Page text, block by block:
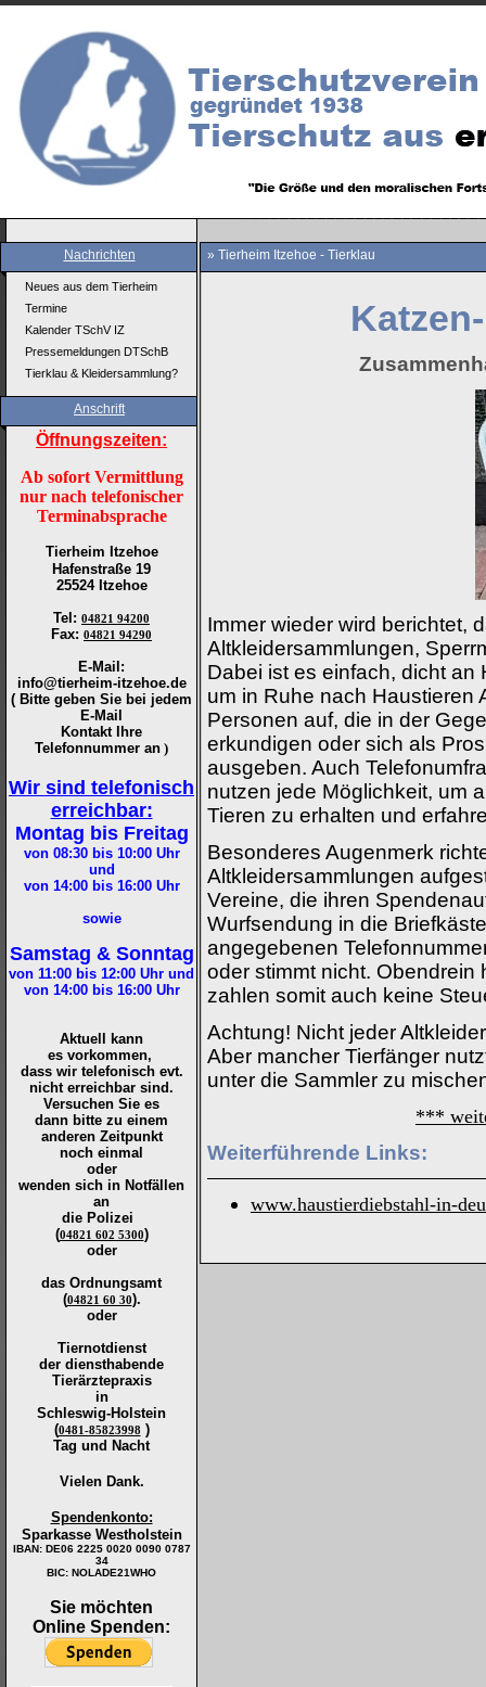
Nachrichten
Neues aus dem Tierheim
Termine
Kalender TSchV IZ
Pressemeldungen DTSchB
Tierklau & Kleidersammlung?
Anschrift
Öffnungszeiten:
Ab sofort Vermittlung
nur nach telefonischer
Terminabsprache
Tierheim Itzehoe
Hafenstraße 19
25524 Itzehoe
Tel : 04821 94200
Fax: 04821 94290
E-Mail:
info@tierheim-itzehoe.de
( Bitte geben Sie bei jedem
E-Mail
Kontakt Ihre
Telefonnummer an )
Wir sind telefonisch
erreichbar:
Montag bis Freitag
von 08:30 bis 10:00Uhr
und
von 14:00 bis 16:00Uhr
sowie
Samstag & Sonntag
von 11:00 bis 12:00 Uhr und
von 14:00 bis 16:00Uhr
Aktuell kann
es vorkommen,
dass wir telefonisch evt.
nicht erreichbar sind.
Versuchen Sie es
dann bitte zu einem
anderen Zeitpunkt
noch einmal
oder
wenden sich in Notfällen
an
die Polizei
(04821 602 5300)
oder
das Ordnungsamt
(04821 60 30).
oder
Tiernotdienst
der diensthabende
Tierärztepraxis
in
Schleswig-Holstein
(0481-85823998 )
Tag und Nacht
Vielen Dank.
Spendenkonto:
Sparkasse Westholstein
IBAN: DE06 2225 0020 0090 0787
34
BIC: NOLADE21WHO
Sie möchten
Online Spenden:
» Tierheim Itzehoe - Tierklau
Immer wieder wird berichtet,
Altkleidersammlungen,
Dabei ist es einfach, dicht
um in Ruhe nach Haustieren
Personen auf, die in der
erkundigen oder sich als
ausgeben. Auch
nutzen jede Möglichkeit, um
Tieren zu erhalten und
Besonderes Augenmerk
Altkleidersammlungen
Vereine, die ihren
Wurfsendung in die
angegebenen
oder stimmt nicht.
zahlen somit auch keine
Achtung! Nicht jeder
Aber mancher Tierfänger
unter die Sammler zu
***
Weiterführende Links:
www.haustierdiebstahl-in-